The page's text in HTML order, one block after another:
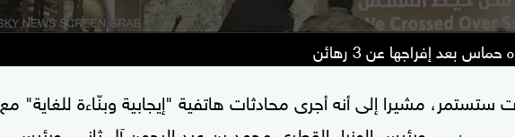
بعد إفراجها عن 3 رهائن
مشيرا إلى أنه أجرى محادثات هاتفية "إيجابية وبنّاءة للغاية" مع